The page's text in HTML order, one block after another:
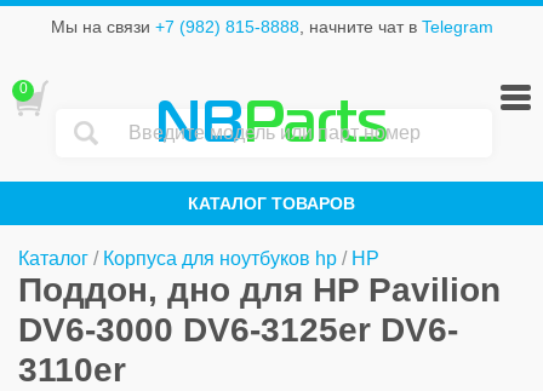
Мы на связи +7 (982) 815-8888, начните чат в Telegram
NBParts
КАТАЛОГ ТОВАРОВ
0
Каталог / Корпуса для ноутбуков hp / HP
Поддон, дно для HP Pavilion
DV6-3000 DV6-3125er DV6-
3110er